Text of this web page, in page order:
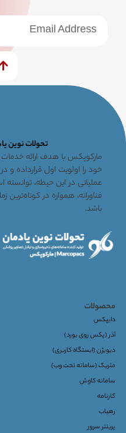
خبرنامه
تحولات نوین
مارکوپکس با هدف ارائه خدمات
عملیاتی در این حیطه، توانسته
فناورانه، همواره در
باشد.
محصولات
دایپکس
آذر (پکس روی بورد)
دیویژن (ایستگاه کاربری)
متریک (سامانه تحت وب)
سامانه کاوش
کارنامه
رهیاب
پرینتر سرور